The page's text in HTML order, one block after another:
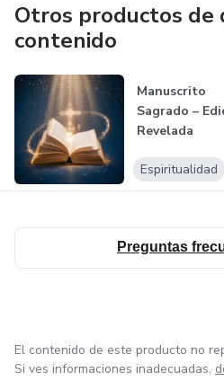
Otros productos de
contenido
Manuscrito
Sagrado –
Revelada
Espiritualidad
Preguntas
El contenido de este producto no
Si ves informaciones inadecuadas,